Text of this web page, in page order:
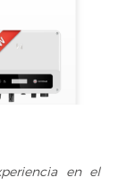
en el